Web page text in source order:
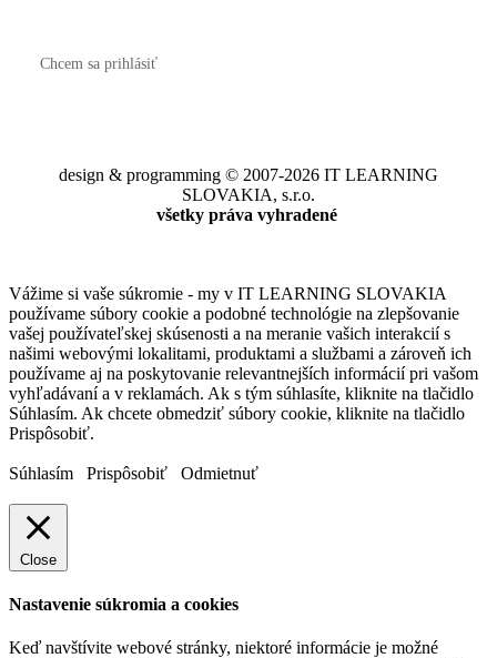
Chcem sa prihlásiť
design & programming © 2007-2026 IT LEARNING
SLOVAKIA, s.r.o.
všetky práva vyhradené
Vážime si vaše súkromie - my v IT LEARNING SLOVAKIA
používame súbory cookie a podobné technológie na zlepšovanie
vašej používateľskej skúsenosti a na meranie vašich interakcií s
našimi webovými lokalitami, produktami a službami a zároveň ich
používame aj na poskytovanie relevantnejších informácií pri vašom
vyhľadávaní a v reklamách. Ak s tým súhlasíte, kliknite na tlačidlo
Súhlasím. Ak chcete obmedziť súbory cookie, kliknite na tlačidlo
Prispôsobiť.
Súhlasím Prispôsobiť Odmietnuť
Close
Nastavenie súkromia a cookies
Keď navštívite webové stránky, niektoré informácie je možné